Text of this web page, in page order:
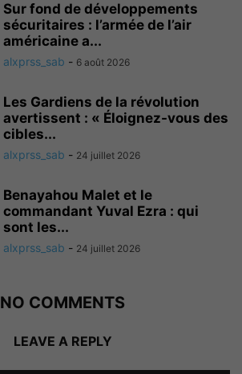
Sur fond de développements
sécuritaires : l’armée de l’air
américaine a...
alxprss_sab - 6 août 2026
Les Gardiens de la révolution
avertissent : « Éloignez-vous des
cibles...
alxprss_sab - 24 juillet 2026
Benayahou Malet et le
commandant Yuval Ezra : qui
sont les...
alxprss_sab - 24 juillet 2026
NO COMMENTS
LEAVE A REPLY